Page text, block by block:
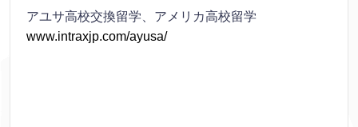
アユサ高校交換留学、アメリカ高校留学
www.intraxjp.com/ayusa/